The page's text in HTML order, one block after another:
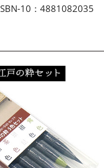
10：4881082035